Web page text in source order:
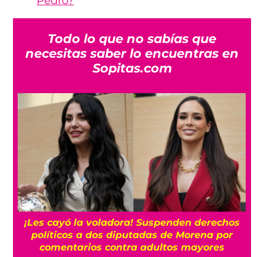
Todo lo que no sabías que
necesitas saber lo encuentras en
Sopitas.com
¡Les cayó la voladora! Suspenden derechos
políticos a dos diputadas de Morena por
comentarios contra adultos mayores